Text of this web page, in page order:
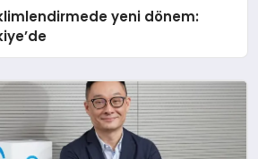
yeni dönem: